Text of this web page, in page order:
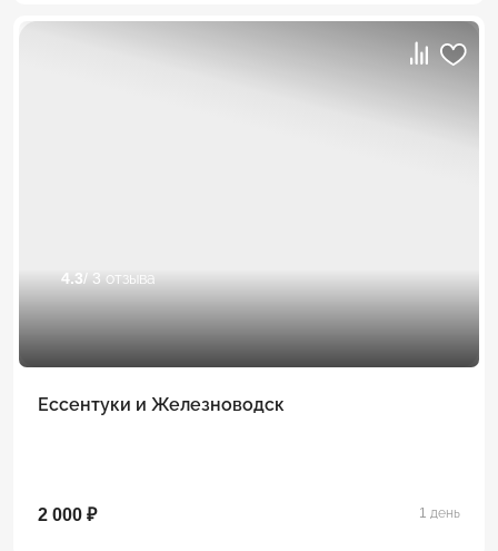
4.3/ 3 отзыва
Ессентуки и Железноводск
2 000 ₽ 1 день